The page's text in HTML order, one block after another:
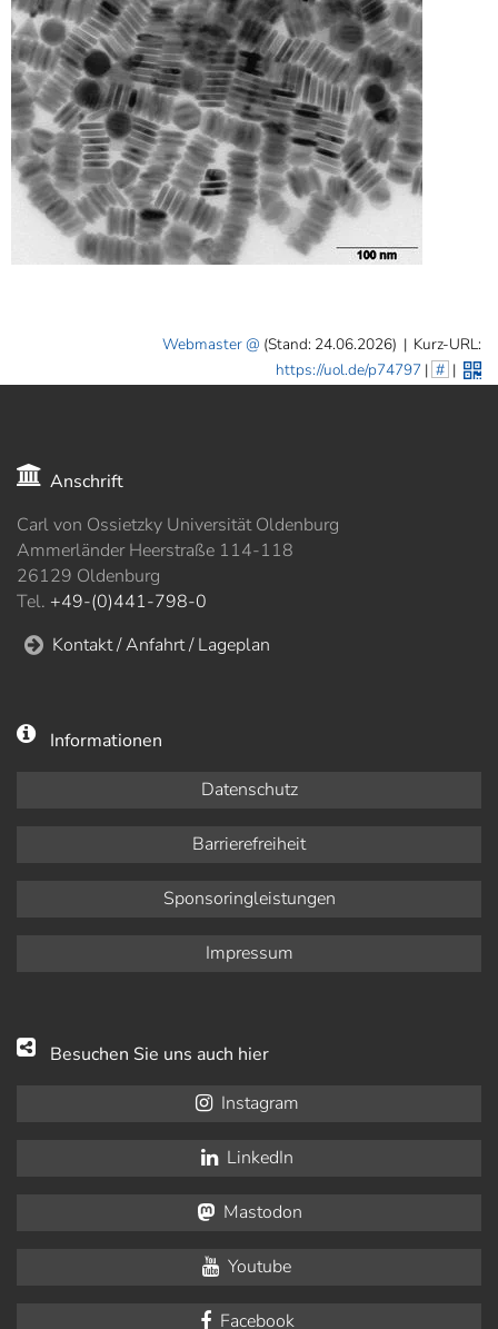
Webmaster (Stand: 24.06.2026) | Kurz-URL:
https://uol.de/p74797 | # |
Anschrift
Carl von Ossietzky Universität Oldenburg
Ammerländer Heerstraße 114-118
26129 Oldenburg
Tel. +49-(0)441-798-0
Kontakt / Anfahrt / Lageplan
Informationen
Datenschutz
Barrierefreiheit
Sponsoringleistungen
Impressum
Besuchen Sie uns auch hier
Instagram
LinkedIn
Mastodon
Youtube
Facebook